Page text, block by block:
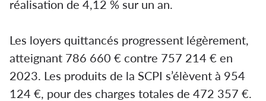
réalisation de 4,12 % sur un an.
Les loyers quittancés progressent légèrement,
atteignant 786 660 € contre 757 214 € en
2023. Les produits de la SCPI s’élèvent à 954
124 €, pour des charges totales de 472 357 €.